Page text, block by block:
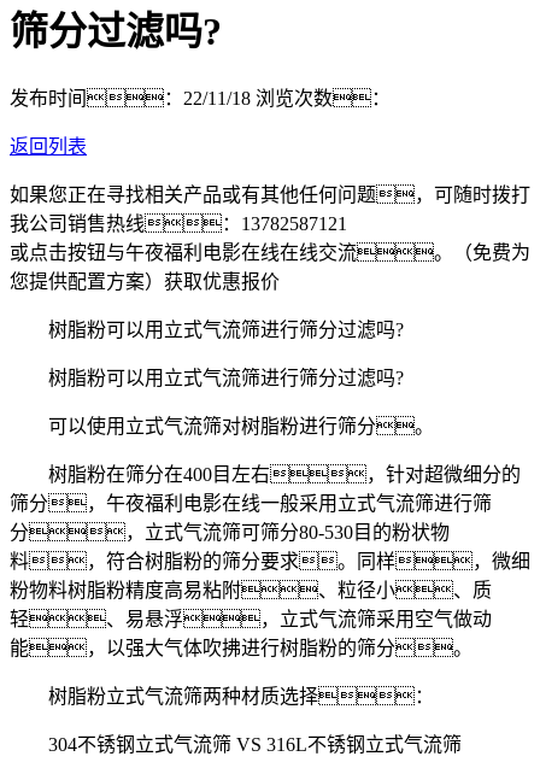
筛分过滤吗?
发布时间：22/11/18 浏览次数：
返回列表
如果您正在寻找相关产品或有其他任何问题，可随时拨打
我公司销售热线： 13782587121
或点击按钮与午夜福利电影在线在线交流。（免费为
您提供配置方案） 获取优惠报价
树脂粉可以用立式气流筛进行筛分过滤吗?
树脂粉可以用立式气流筛进行筛分过滤吗?
可以使用立式气流筛对树脂粉进行筛分。
树脂粉在筛分在400目左右，针对超微细分的
筛分，午夜福利电影在线一般采用立式气流筛进行筛
分，立式气流筛可筛分80-530目的粉状物
料，符合树脂粉的筛分要求。同样，微细
粉物料树脂粉精度高易粘附、粒径小、质
轻、易悬浮，立式气流筛采用空气做动
能，以强大气体吹拂进行树脂粉的筛分。
树脂粉立式气流筛两种材质选择：
304不锈钢立式气流筛 VS 316L不锈钢立式气流筛